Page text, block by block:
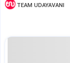
TEAM UDAYAVANI